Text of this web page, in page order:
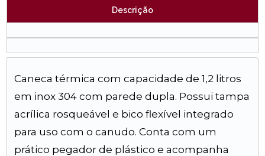
Descrição
Caneca térmica com capacidade de 1,2 litros
em inox 304 com parede dupla. Possui tampa
acrílica rosqueável e bico flexível integrado
para uso com o canudo. Conta com um
prático pegador de plástico e acompanha